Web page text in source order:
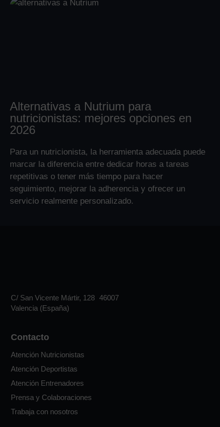
Alternativas a Nutrium para
nutricionistas: mejores opciones en
2026
Para un nutricionista, la herramienta adecuada puede
marcar la diferencia entre dedicar horas a tareas
repetitivas o tener más tiempo para hacer
seguimiento, mejorar la adherencia y ofrecer un
servicio realmente personalizado.
C/ San Vicente Mártir, 128 46007
Valencia (España)
Contacto
Atención Nutricionistas
Atención Deportistas
Atención Entrenadores
Prensa y Colaboraciones
Trabaja con nosotros